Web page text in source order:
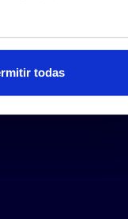
todas